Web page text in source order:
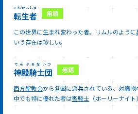
転生者
てんせいしゃ
この世界に生まれ変わった者。リムルのように
いう存在は珍しい。
神殿騎士団
てんぷるないつ
西方聖教会から各国に派兵されている、対魔
中でも特に優れた者は聖騎士 （ホーリーナイト